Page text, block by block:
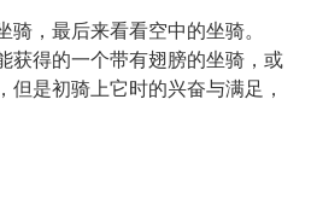
，最后来看看空中的坐骑。
获得的一个带有翅膀的坐骑，或
但是初骑上它时的兴奋与满足，